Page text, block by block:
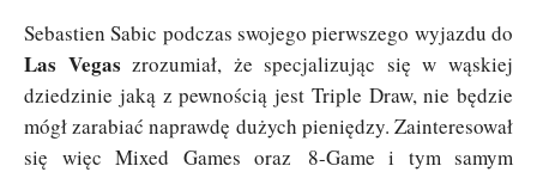
Sebastien Sabic podczas swojego pierwszego wyjazdu do
Las Vegas zrozumiał, że specjalizując się w wąskiej
dziedzinie jaką z pewnością jest Triple Draw, nie będzie
mógł zarabiać naprawdę dużych pieniędzy. Zainteresował
się więc Mixed Games oraz 8-Game i tym samym